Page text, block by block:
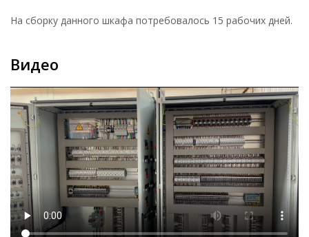
На сборку данного шкафа потребовалось 15 рабочих дней.
Видео